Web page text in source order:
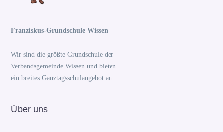
Franziskus-Grundschule Wissen
Wir sind die größte Grundschule der
Verbandsgemeinde Wissen und bieten
ein breites Ganztagsschulangebot an.
Über uns